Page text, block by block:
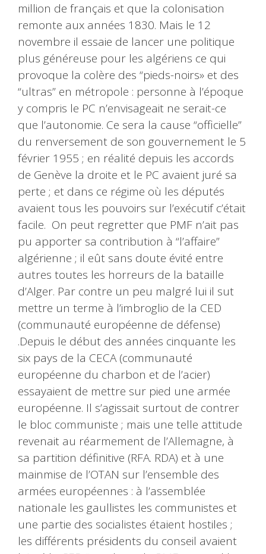
million de français et que la colonisation
remonte aux années 1830. Mais le 12
novembre il essaie de lancer une politique
plus généreuse pour les algériens ce qui
provoque la colère des “pieds-noirs» et des
“ultras” en métropole : personne à l’époque
y compris le PC n’envisageait ne serait-ce
que l’autonomie. Ce sera la cause “officielle”
du renversement de son gouvernement le 5
février 1955 ; en réalité depuis les accords
de Genève la droite et le PC avaient juré sa
perte ; et dans ce régime où les députés
avaient tous les pouvoirs sur l’exécutif c’était
facile. On peut regretter que PMF n’ait pas
pu apporter sa contribution à “l’affaire”
algérienne ; il eût sans doute évité entre
autres toutes les horreurs de la bataille
d’Alger. Par contre un peu malgré lui il sut
mettre un terme à l’imbroglio de la CED
(communauté européenne de défense)
.Depuis le début des années cinquante les
six pays de la CECA (communauté
européenne du charbon et de l’acier)
essayaient de mettre sur pied une armée
européenne. Il s’agissait surtout de contrer
le bloc communiste ; mais une telle attitude
revenait au réarmement de l’Allemagne, à
sa partition définitive (RFA. RDA) et à une
mainmise de l’OTAN sur l’ensemble des
armées européennes : à l’assemblée
nationale les gaullistes les communistes et
une partie des socialistes étaient hostiles ;
les différents présidents du conseil avaient